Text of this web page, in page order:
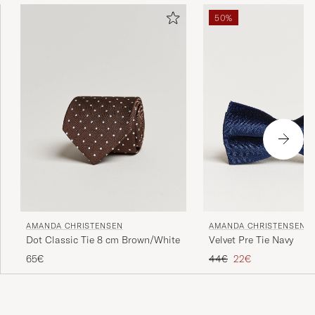
Italië, waar het vakmanschap al generaties lang wordt
AMANDA CHRISTENSEN
Dot Classic Tie 8 cm Brown/White
65€
50%
AMANDA CHRISTENSEN
Velvet Pre Tie Navy
Reguliere prijs
44€ Verlaagd prijs
22€